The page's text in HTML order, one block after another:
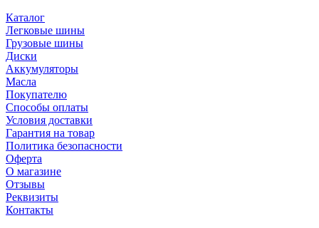
Каталог
Легковые шины
Грузовые шины
Диски
Аккумуляторы
Масла
Покупателю
Способы оплаты
Условия доставки
Гарантия на товар
Политика безопасности
Оферта
О магазине
Отзывы
Реквизиты
Контакты